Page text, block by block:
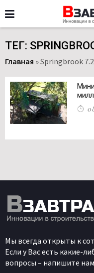
ТЕГ:
Главная »Springbrook 7.2
Мы всегда открыты к
Если у Вас есть какие-
вопросы – напишите